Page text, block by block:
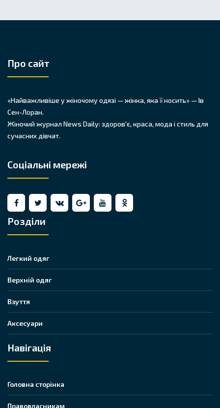
Про сайт
«Найважливіше у жіночому одязі — жінка, яка її носить» — Ів
Сен-Лоран.
Жіночий журнал News Daily: здоров'є, краса, мода і стиль для
сучасних дівчат.
Соціальні мережі
Розділи
Легкий одяг
Верхній одяг
Взуття
Аксесуари
Навігація
Головна сторінка
Правовласникам